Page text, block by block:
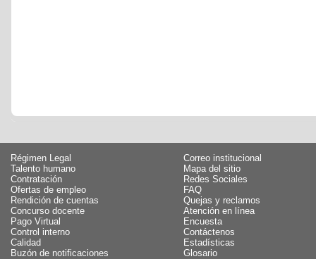
Régimen Legal
Talento humano
Contratación
Ofertas de empleo
Rendición de cuentas
Concurso docente
Pago Virtual
Control interno
Calidad
Buzón de notificaciones
Correo institucional
Mapa del sitio
Redes Sociales
FAQ
Quejas y reclamos
Atención en línea
Encuesta
Contáctenos
Estadísticas
Glosario